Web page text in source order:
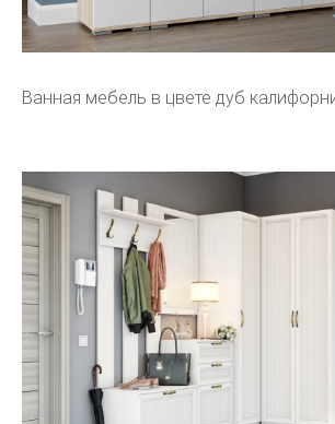
Ванная мебель в цвете дуб